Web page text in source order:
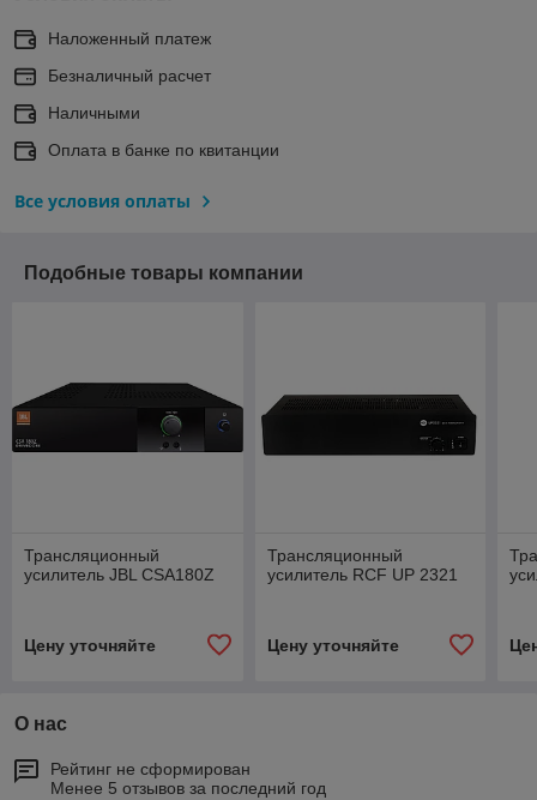
Наложенный платеж
Безналичный расчет
Наличными
Оплата в банке по квитанции
Все условия оплаты
Подобные товары компании
Трансляционный
усилитель JBL CSA180Z
Цену уточняйте
Трансляционный
усилитель RCF UP 2321
Цену уточняйте
О нас
Рейтинг не сформирован
Менее 5 отзывов за последний год